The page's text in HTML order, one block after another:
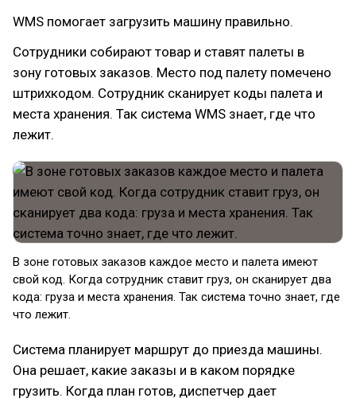
WMS помогает загрузить машину правильно.
Сотрудники собирают товар и ставят палеты в
зону готовых заказов. Место под палету помечено
штрихкодом. Сотрудник сканирует коды палета и
места хранения. Так система WMS знает, где что
лежит.
В зоне готовых заказов каждое место и палета имеют
свой код. Когда сотрудник ставит груз, он сканирует два
кода: груза и места хранения. Так система точно знает, где
что лежит.
Система планирует маршрут до приезда машины.
Она решает, какие заказы и в каком порядке
грузить. Когда план готов, диспетчер дает